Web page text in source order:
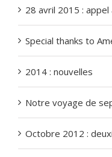
28 avril 2015 :
Special thanks to
2014 : nouvelles
Notre voyage de
Octobre 2012 :